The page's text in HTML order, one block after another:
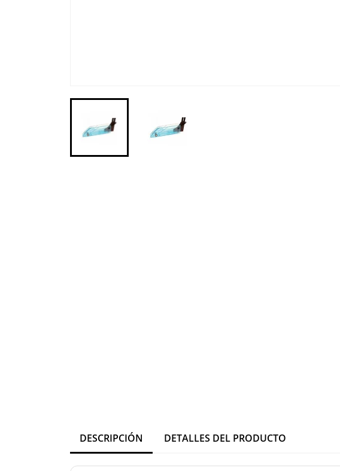
DESCRIPCIÓN DETALLES DEL PRODUCTO